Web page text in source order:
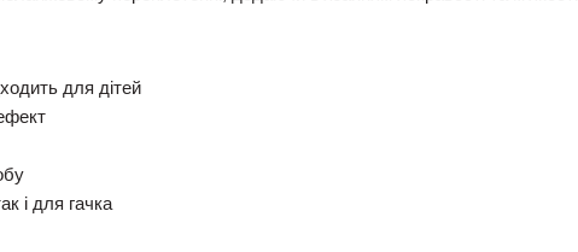
для дітей
і для гачка